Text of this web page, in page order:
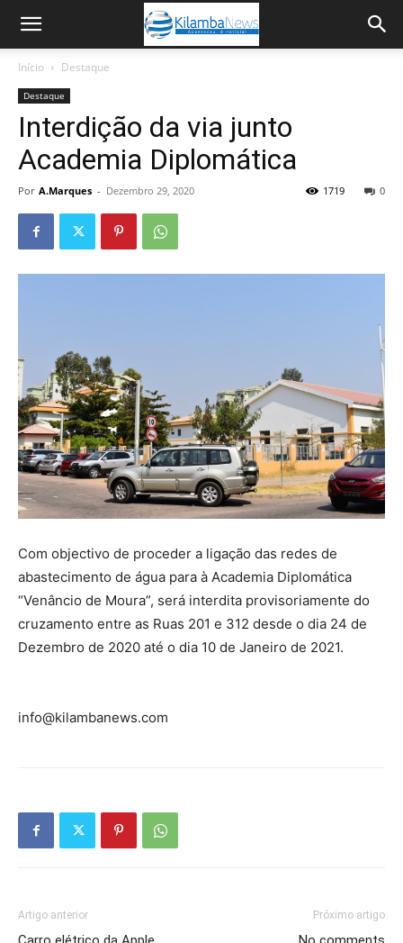
Início Destaque
Destaque
Interdição da via junto
Academia Diplomática
Por A.Marques - Dezembro 29, 2020 0
1719
Com objectivo de proceder a ligação das redes de
abastecimento de água para à Academia Diplomática
“Venâncio de Moura”, será interdita provisoriamente do
cruzamento entre as Ruas 201 e 312 desde o dia 24 de
Dezembro de 2020 até o dia 10 de Janeiro de 2021.
info@kilambanews.com
Artigo anterior Próximo artigo